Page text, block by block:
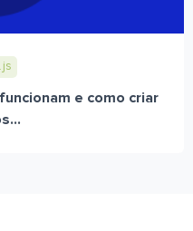
e como criar